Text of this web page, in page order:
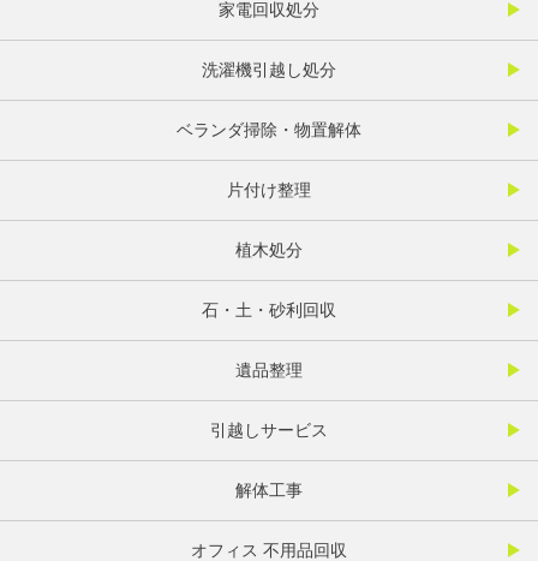
家電回収処分
洗濯機引越し処分
ベランダ掃除・物置解体
片付け整理
植木処分
石・土・砂利回収
遺品整理
引越しサービス
解体工事
オフィス 不用品回収